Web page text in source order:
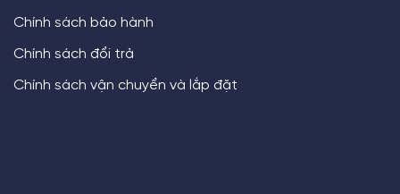
Chính sách bảo hành
Chính sách đổi trả
Chính sách vận chuyển và lắp đặt